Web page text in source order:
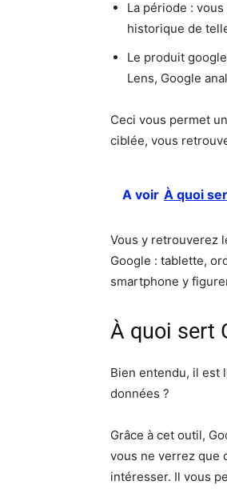
La période :
historique de
Le produit
Lens, Google
Ceci vous permet
ciblée, vous
A voir À quoi
Vous y retrouverez
Google : tablette,
smartphone y
À quoi sert
Bien entendu, il est
données ?
Grâce à cet outil,
vous ne verrez que
intéresser. Il vous